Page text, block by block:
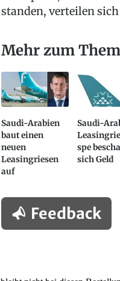
standen, verteilen
Mehr zum
Saudi-Arabien
baut einen
neuen
Leasingriesen
auf
Saudi-
spe
sich Geld
Feedback